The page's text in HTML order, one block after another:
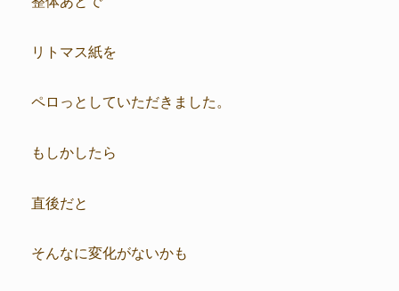
リトマス紙を
ペロっとしていただきました。
もしかしたら
直後だと
そんなに変化がないかも